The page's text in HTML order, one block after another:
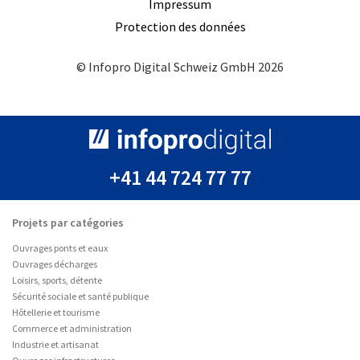
Impressum
Protection des données
© Infopro Digital Schweiz GmbH 2026
+41 44 724 77 77
Projets par catégories
Ouvrages ponts et eaux
Ouvrages décharges
Loisirs, sports, détente
Sécurité sociale et santé publique
Hôtellerie et tourisme
Commerce et administration
Industrie et artisanat